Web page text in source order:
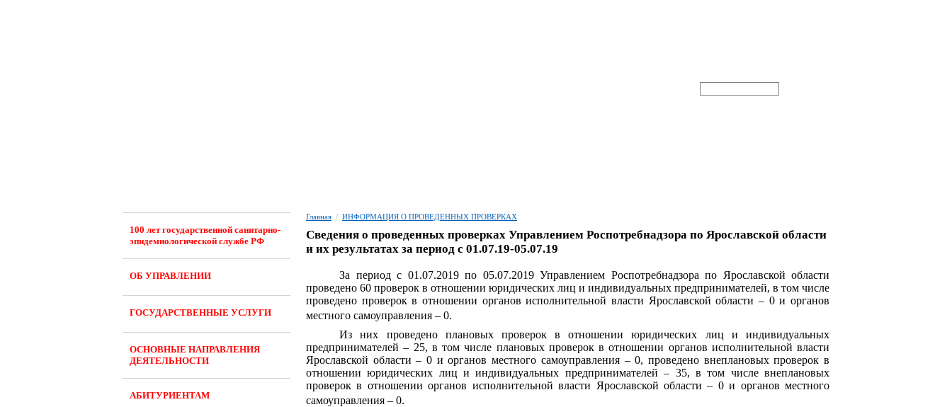
100 лет государственной санитарно-
эпидемиологической службе РФ
ОБ УПРАВЛЕНИИ
ГОСУДАРСТВЕННЫЕ УСЛУГИ
ОСНОВНЫЕ НАПРАВЛЕНИЯ
ДЕЯТЕЛЬНОСТИ
АБИТУРИЕНТАМ
Главная / ИНФОРМАЦИЯ О ПРОВЕДЕННЫХ ПРОВЕРКАХ
Сведения о проведенных проверках Управлением Роспотребнадзора по Ярославской области
и их результатах за период с 01.07.19-05.07.19
За период с 01.07.2019 по 05.07.2019 Управлением Роспотребнадзора по Ярославской области
проведено 60 проверок в отношении юридических лиц и индивидуальных предпринимателей, в том числе
проведено проверок в отношении органов исполнительной власти Ярославской области – 0 и органов
местного самоуправления – 0.
Из них проведено плановых проверок в отношении юридических лиц и индивидуальных
предпринимателей – 25, в том числе плановых проверок в отношении органов исполнительной власти
Ярославской области – 0 и органов местного самоуправления – 0, проведено внеплановых проверок в
отношении юридических лиц и индивидуальных предпринимателей – 35, в том числе внеплановых
проверок в отношении органов исполнительной власти Ярославской области – 0 и органов местного
самоуправления – 0.